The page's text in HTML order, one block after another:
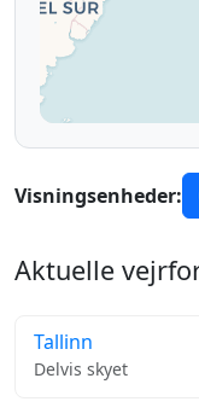
Visningsenheder:
Aktuelle
Tallinn
Delvis skyet